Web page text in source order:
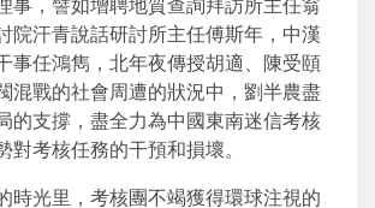
院汗青說話研討所主任傅斯年，中漢
事任鴻雋，北年夜傳授胡適、陳受頤
混戰的社會周遭的狀況中，劉半農盡
的支撐，盡全力為中國東南迷信考核
對考核任務的干預和損壞。
時光里，考核團不竭獲得環球注視的